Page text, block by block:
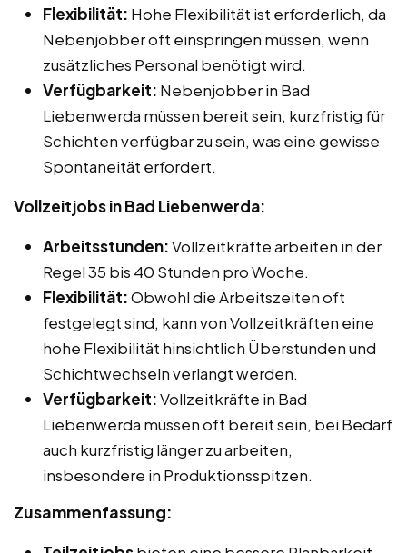
Flexibilität: Hohe Flexibilität ist erforderlich, da
Nebenjobber oft einspringen müssen, wenn
zusätzliches Personal benötigt wird.
Verfügbarkeit: Nebenjobber in Bad
Liebenwerda müssen bereit sein, kurzfristig für
Schichten verfügbar zu sein, was eine gewisse
Spontaneität erfordert.
Vollzeitjobs in Bad Liebenwerda:
Arbeitsstunden:Vollzeitkräfte arbeiten in der
Regel 35 bis 40 Stunden pro Woche.
Flexibilität:Obwohl die Arbeitszeiten oft
festgelegt sind, kann von Vollzeitkräften eine
hohe Flexibilität hinsichtlich Überstunden und
Schichtwechseln verlangt werden.
Verfügbarkeit:Vollzeitkräfte in Bad
Liebenwerda müssen oft bereit sein, bei Bedarf
auch kurzfristig länger zu arbeiten,
insbesondere in Produktionsspitzen.
Zusammenfassung: